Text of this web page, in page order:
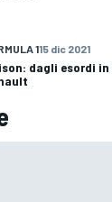
115 dic 2021
dagli esordi